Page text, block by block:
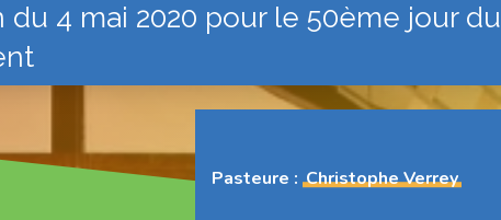
du 4 mai 2020 pour le 50ème jour du
Pasteure : Christophe Verrey